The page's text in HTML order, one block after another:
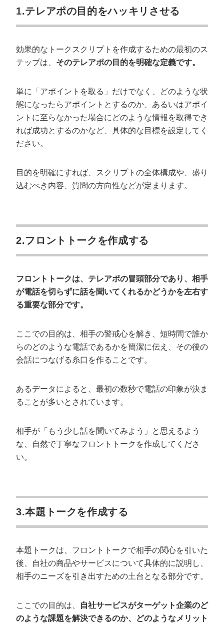
StockSun株式会社 〒160-0023 東京都新宿区西新宿3丁目8番3号 新
都心丸善ビル7階
1.テレアポの目的をハッキリさせる
効果的なトークスクリプトを作成するための最初のス
テップは、 そのテレアポの目的を明確な定義です。
単に「アポイントを取る」だけでなく、どのような状
態になったらアポイントとするのか、あるいはアポイ
ントに至らなかった場合にどのような情報を取得でき
れば成功とするのかなど、具体的な目標を設定してく
ださい。
目的を明確にすれば、スクリプトの全体構成や、盛り
込むべき内容、質問の方向性などが定まります。
2.フロントトークを作成する
フロントトークは、テレアポの冒頭部分であり、相手
が電話を切らずに話を聞いてくれるかどうかを左右す
る重要な部分です。
ここでの目的は、相手の警戒心を解き、短時間で誰か
らのどのような電話であるかを簡潔に伝え、その後の
会話につなげる糸口を作ることです。
あるデータによると、最初の数秒で電話の印象が決ま
ることが多いとされています。
相手が「もう少し話を聞いてみよう」と思えるよう
な、自然で丁寧なフロントトークを作成してくださ
い。
3.本題トークを作成する
本題トークは、フロントトークで相手の関心を引いた
後、自社の商品やサービスについて具体的に説明し、
相手のニーズを引き出すための土台となる部分です。
ここでの目的は、
自社サービスがターゲット企業のど
のような課題を解決できるのか、どのようなメリット